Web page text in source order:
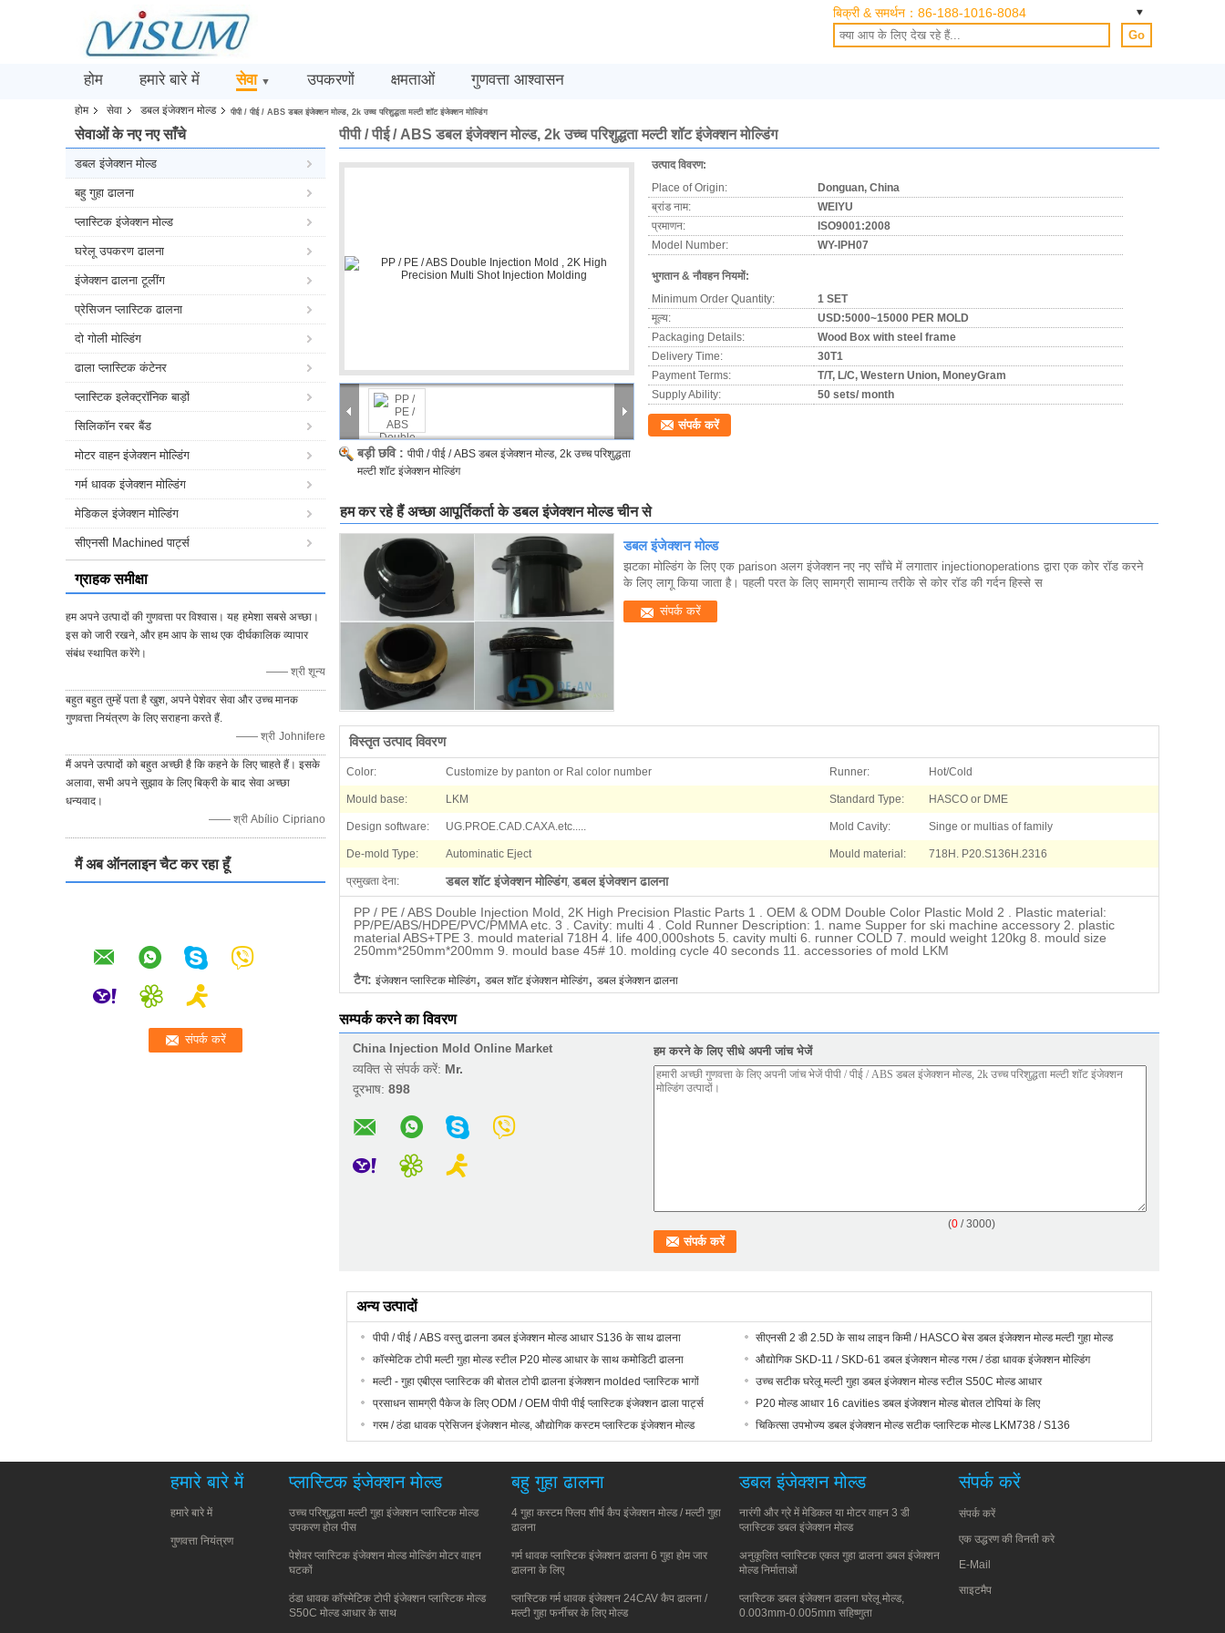
बिक्री & समर्थन： 86-188-1016-8084
Go
होम हमारे बारे में सेवा ▼ उपकरणों क्षमताओं गुणवत्ता आश्वासन
होम सेवा डबल इंजेक्शन मोल्ड पीपी / पीई / ABS डबल इंजेक्शन मोल्ड, 2k उच्च परिशुद्धता मल्टी शॉट इंजेक्शन मोल्डिंग
सेवाओं के नए नए साँचे
डबल इंजेक्शन मोल्ड
बहु गुहा ढालना
प्लास्टिक इंजेक्शन मोल्ड
घरेलू उपकरण ढालना
इंजेक्शन ढालना टूलींग
प्रेसिजन प्लास्टिक ढालना
दो गोली मोल्डिंग
ढाला प्लास्टिक कंटेनर
प्लास्टिक इलेक्ट्रॉनिक बाड़ों
सिलिकॉन रबर बैंड
मोटर वाहन इंजेक्शन मोल्डिंग
गर्म धावक इंजेक्शन मोल्डिंग
मेडिकल इंजेक्शन मोल्डिंग
सीएनसी Machined पार्ट्स
ग्राहक समीक्षा
हम अपने उत्पादों की गुणवत्ता पर विश्वास। यह हमेशा सबसे अच्छा।
इस को जारी रखने, और हम आप के साथ एक दीर्घकालिक व्यापार
संबंध स्थापित करेंगे।
—— श्री शून्य
बहुत बहुत तुम्हें पता है खुश, अपने पेशेवर सेवा और उच्च मानक
गुणवत्ता नियंत्रण के लिए सराहना करते हैं.
—— श्री Johnifere
मैं अपने उत्पादों को बहुत अच्छी है कि कहने के लिए चाहते हैं। इसके
अलावा, सभी अपने सुझाव के लिए बिक्री के बाद सेवा अच्छा
धन्यवाद।
—— श्री Abílio Cipriano
मैं अब ऑनलाइन चैट कर रहा हूँ
पीपी / पीई / ABS डबल इंजेक्शन मोल्ड, 2k उच्च परिशुद्धता मल्टी शॉट इंजेक्शन मोल्डिंग
बड़ी छवि : पीपी / पीई / ABS डबल इंजेक्शन मोल्ड, 2k उच्च परिशुद्धता
मल्टी शॉट इंजेक्शन मोल्डिंग
उत्पाद विवरण:
Place of Origin:
Donguan, China
ब्रांड नाम:
WEIYU
प्रमाणन:
ISO9001:2008
Model Number:
WY-IPH07
भुगतान & नौवहन नियमों:
Minimum Order Quantity:
1 SET
मूल्य:
USD:5000~15000 PER MOLD
Packaging Details:
Wood Box with steel frame
Delivery Time:
30T1
Payment Terms:
T/T, L/C, Western Union, MoneyGram
Supply Ability:
50 sets/ month
संपर्क करें
हम कर रहे हैं अच्छा आपूर्तिकर्ता के डबल इंजेक्शन मोल्ड चीन से
डबल इंजेक्शन मोल्ड
झटका मोल्डिंग के लिए एक parison अलग इंजेक्शन नए नए साँचे में लगातार injectionoperations द्वारा एक कोर रॉड करने
के लिए लागू किया जाता है। पहली परत के लिए सामग्री सामान्य तरीके से कोर रॉड की गर्दन हिस्से स
संपर्क करें
विस्तृत उत्पाद विवरण
Color: Customize by panton or Ral color number Runner: Hot/Cold
Mould base: LKM Standard Type: HASCO or DME
Design software: UG.PROE.CAD.CAXA.etc..... Mold Cavity: Singe or multias of family
De-mold Type: Autominatic Eject Mould material: 718H. P20.S136H.2316
प्रमुखता देना: डबल शॉट इंजेक्शन मोल्डिंग, डबल इंजेक्शन ढालना
PP / PE / ABS Double Injection Mold, 2K High Precision Plastic Parts 1 . OEM & ODM Double Color Plastic Mold 2 . Plastic material:
PP/PE/ABS/HDPE/PVC/PMMA etc. 3 . Cavity: multi 4 . Cold Runner Description: 1. name Supper for ski machine accessory 2. plastic
material ABS+TPE 3. mould material 718H 4. life 400,000shots 5. cavity multi 6. runner COLD 7. mould weight 120kg 8. mould size
250mm*250mm*200mm 9. mould base 45# 10. molding cycle 40 seconds 11. accessories of mold LKM
टैग: इंजेक्शन प्लास्टिक मोल्डिंग, डबल शॉट इंजेक्शन मोल्डिंग, डबल इंजेक्शन ढालना
सम्पर्क करने का विवरण
China Injection Mold Online Market
व्यक्ति से संपर्क करें: Mr.
दूरभाष: 898
हम करने के लिए सीधे अपनी जांच भेजें
(0 / 3000)
अन्य उत्पादों
पीपी / पीई / ABS वस्तु ढालना डबल इंजेक्शन मोल्ड आधार S136 के साथ ढालना
सीएनसी 2 डी 2.5D के साथ लाइन किमी / HASCO बेस डबल इंजेक्शन मोल्ड मल्टी गुहा मोल्ड
कॉस्मेटिक टोपी मल्टी गुहा मोल्ड स्टील P20 मोल्ड आधार के साथ कमोडिटी ढालना
औद्योगिक SKD-11 / SKD-61 डबल इंजेक्शन मोल्ड गरम / ठंडा धावक इंजेक्शन मोल्डिंग
मल्टी - गुहा एबीएस प्लास्टिक की बोतल टोपी ढालना इंजेक्शन molded प्लास्टिक भागों
उच्च सटीक घरेलू मल्टी गुहा डबल इंजेक्शन मोल्ड स्टील S50C मोल्ड आधार
प्रसाधन सामग्री पैकेज के लिए ODM / OEM पीपी पीई प्लास्टिक इंजेक्शन ढाला पार्ट्स
P20 मोल्ड आधार 16 cavities डबल इंजेक्शन मोल्ड बोतल टोपियां के लिए
गरम / ठंडा धावक प्रेसिजन इंजेक्शन मोल्ड, औद्योगिक कस्टम प्लास्टिक इंजेक्शन मोल्ड
चिकित्सा उपभोज्य डबल इंजेक्शन मोल्ड सटीक प्लास्टिक मोल्ड LKM738 / S136
हमारे बारे में
हमारे बारे में
गुणवत्ता नियंत्रण
प्लास्टिक इंजेक्शन मोल्ड
उच्च परिशुद्धता मल्टी गुहा इंजेक्शन प्लास्टिक मोल्ड
उपकरण होल पीस
पेशेवर प्लास्टिक इंजेक्शन मोल्ड मोल्डिंग मोटर वाहन
घटकों
ठंडा धावक कॉस्मेटिक टोपी इंजेक्शन प्लास्टिक मोल्ड
S50C मोल्ड आधार के साथ
बहु गुहा ढालना
4 गुहा कस्टम फ्लिप शीर्ष कैप इंजेक्शन मोल्ड / मल्टी गुहा
ढालना
गर्म धावक प्लास्टिक इंजेक्शन ढालना 6 गुहा होम जार
ढालना के लिए
प्लास्टिक गर्म धावक इंजेक्शन 24CAV कैप ढालना /
मल्टी गुहा फर्नीचर के लिए मोल्ड
डबल इंजेक्शन मोल्ड
नारंगी और ग्रे में मेडिकल या मोटर वाहन 3 डी
प्लास्टिक डबल इंजेक्शन मोल्ड
अनुकूलित प्लास्टिक एकल गुहा ढालना डबल इंजेक्शन
मोल्ड निर्माताओं
प्लास्टिक डबल इंजेक्शन ढालना घरेलू मोल्ड,
0.003mm-0.005mm सहिष्णुता
संपर्क करें
संपर्क करें
एक उद्धरण की विनती करे
E-Mail
साइटमैप